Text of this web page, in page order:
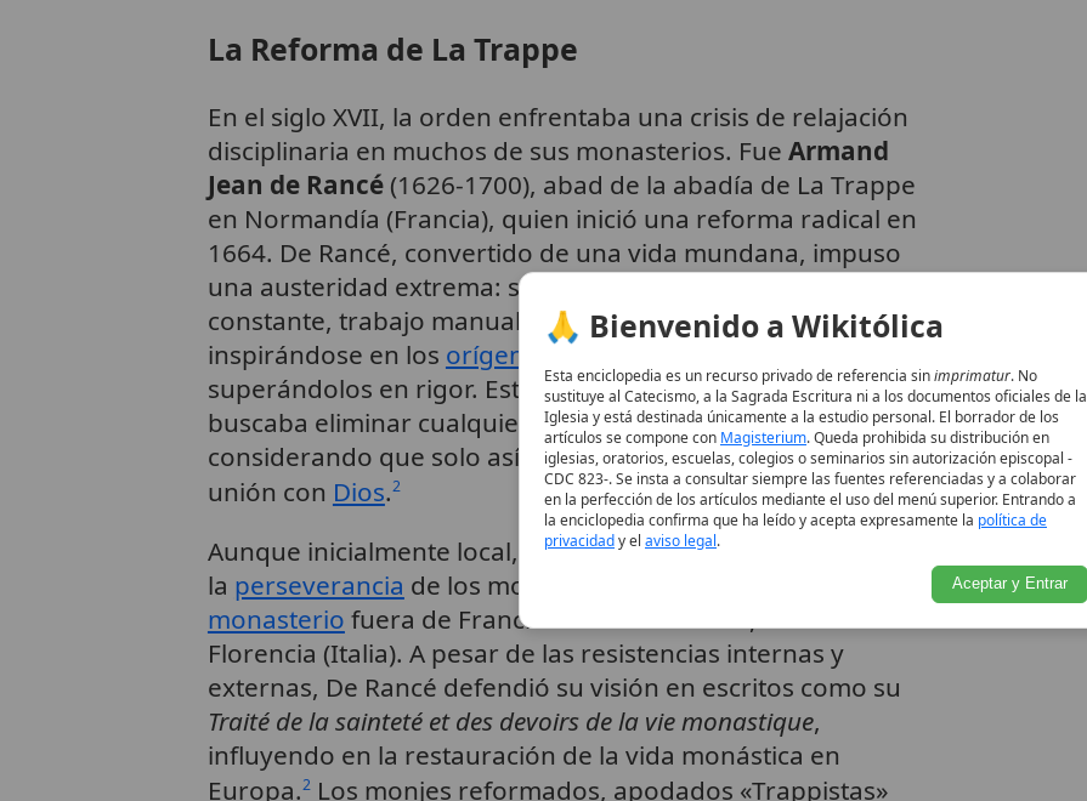
La Reforma de La Trappe
En el siglo XVII, la orden enfrentaba una crisis de relajación
disciplinaria en muchos de sus monasterios. Fue Armand
Jean de Rancé(1626-1700), abad de la abadía de La Trappe
en Normandía (Francia), quien inició una reforma radical en
1664. De Rancé, convertido de una vida mundana, impuso
una austeridad extrema: silencio perpetuo,
constante, trabajo manual intenso y oración incesante,
inspirándose en los orígenes cistercienses pero
superándolos en rigor. Esta «Reforma de La Trappe»
buscaba eliminar cualquier concesión al confort,
considerando que solo así se podía lograr la verdadera
unión con Dios.2
Aunque inicialmente local, la reforma se extendió gracias a
la perseverancia de los monjes. En 1705, se fundó el primer
monasterio fuera de Francia en Buon-Solazzo, cerca de
Florencia (Italia). A pesar de las resistencias internas y
externas, De Rancé defendió su visión en escritos como su
Traité de la sainteté et des devoirs de la vie monastique,
influyendo en la restauración de la vida monástica en
Europa.2Los monjes reformados, apodados «Trappistas»
🙏 Bienvenido a Wikitólica
Esta enciclopedia es un recurso privado de referencia sinimprimatur. No
sustituye al Catecismo, a la Sagrada Escritura ni a los documentos oficiales de la
Iglesia y está destinada únicamente a la estudio personal. El borrador de los
artículos se compone con Magisterium. Queda prohibida su distribución en
iglesias, oratorios, escuelas, colegios o seminarios sin autorización episcopal -
CDC 823-. Se insta a consultar siempre las fuentes referenciadas y a colaborar
en la perfección de los artículos mediante el uso del menú superior. Entrando a
la enciclopedia confirma que ha leído y acepta expresamente la política de
privacidady el aviso legal.
Aceptar y Entrar